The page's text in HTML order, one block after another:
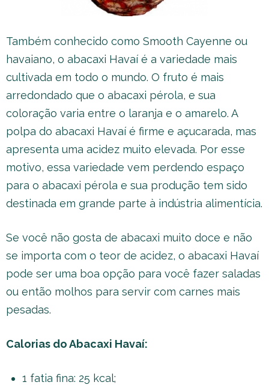
Também conhecido como Smooth Cayenne ou
havaiano, o abacaxi Havaí é a variedade mais
cultivada em todo o mundo. O fruto é mais
arredondado que o abacaxi pérola, e sua
coloração varia entre o laranja e o amarelo. A
polpa do abacaxi Havaí é firme e açucarada, mas
apresenta uma acidez muito elevada. Por esse
motivo, essa variedade vem perdendo espaço
para o abacaxi pérola e sua produção tem sido
destinada em grande parte à indústria alimentícia.
Se você não gosta de abacaxi muito doce e não
se importa com o teor de acidez, o abacaxi Havaí
pode ser uma boa opção para você fazer saladas
ou então molhos para servir com carnes mais
pesadas.
Calorias do Abacaxi Havaí:
1 fatia fina: 25 kcal;